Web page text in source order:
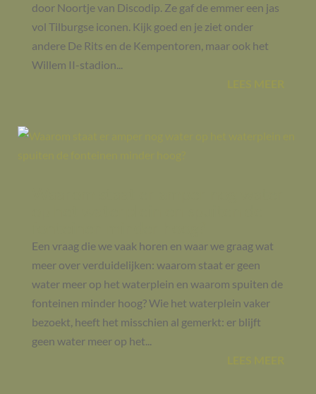
door Noortje van Discodip. Ze gaf de emmer een jas
vol Tilburgse iconen. Kijk goed en je ziet onder
andere De Rits en de Kempentoren, maar ook het
Willem II-stadion...
Een vraag die we vaak horen en waar we graag wat
meer over verduidelijken: waarom staat er geen
water meer op het waterplein en waarom spuiten de
fonteinen minder hoog? Wie het waterplein vaker
bezoekt, heeft het misschien al gemerkt: er blijft
geen water meer op het...